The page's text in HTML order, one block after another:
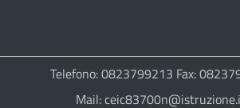
Telefono: 0823799213 Fax:
Mail: